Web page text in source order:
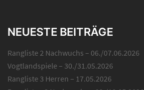
NEUESTE BEITRÄGE
Rangliste 2 Nachwuchs – 06./07.06.2026
Vogtlandspiele – 30./31.05.2026
Rangliste 3 Herren – 17.05.2026